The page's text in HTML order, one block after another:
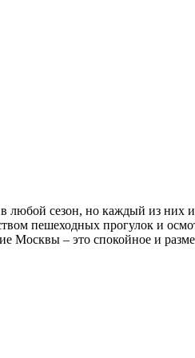
любой сезон, но каждый из них
пешеходных прогулок и
Москвы – это спокойное и